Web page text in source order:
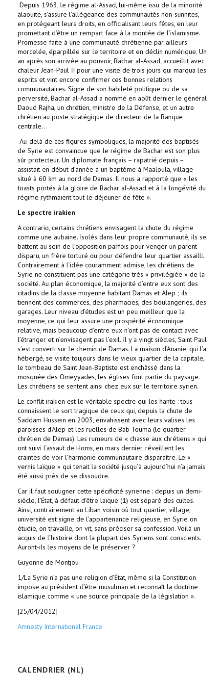
CONTACT
Depuis 1963, le régime al-Assad, lui-même issu de la minorité
alaouite, s’assure l’allégeance des communautés non-sunnites,
en protégeant leurs droits, en officialisant leurs fêtes, en leur
promettant d’être un rempart face à la montée de l’islamisme.
Promesse faite à une communauté chrétienne par ailleurs
morcelée, éparpillée sur le territoire et en déclin numérique. Un
an après son arrivée au pouvoir, Bachar al-Assad, accueillit avec
chaleur Jean-Paul II pour une visite de trois jours qui marqua les
esprits et vint encore confirmer ces bonnes relations
communautaires. Signe de son habileté politique ou de sa
perversité, Bachar al-Assad a nommé en août dernier le général
Daoud Rajha, un chrétien, ministre de la Défense, et un autre
chrétien au poste stratégique de directeur de la Banque
centrale…
Au-delà de ces figures symboliques, la majorité des baptisés
de Syrie est convaincue que le régime de Bachar est son plus
sûr protecteur. Un diplomate français – rapatrié depuis –
assistait en début d’année à un baptême à Maaloula, village
situé à 60 km au nord de Damas. Il nous a rapporté que « les
toasts portés à la gloire de Bachar al-Assad et à la longévité du
régime rythmaient tout le déjeuner de fête ».
Le spectre irakien
A contrario, certains chrétiens envisagent la chute du régime
comme une aubaine. Isolés dans leur propre communauté, ils se
battent au sein de l’opposition parfois pour venger un parent
disparu, un frère torturé ou pour défendre leur quartier assailli.
Contrairement à l’idée couramment admise, les chrétiens de
Syrie ne constituent pas une catégorie très « privilégiée » de la
société. Au plan économique, la majorité d’entre eux sont des
citadins de la classe moyenne habitant Damas et Alep ; ils
tiennent des commerces, des pharmacies, des boulangeries, des
garages. Leur niveau d’études est un peu meilleur que la
moyenne, ce qui leur assure une prospérité économique
relative, mais beaucoup d’entre eux n’ont pas de contact avec
l’étranger et n’envisagent pas l’exil. Il y a vingt siècles, Saint Paul
s’est converti sur le chemin de Damas. La maison d’Ananie, qui l’a
hébergé, se visite toujours dans le vieux quartier de la capitale,
le tombeau de Saint Jean-Baptiste est enchâssé dans la
mosquée des Omeyyades, les églises font partie du paysage.
Les chrétiens se sentent ainsi chez eux sur le territoire syrien.
Le conflit irakien est le véritable spectre qui les hante : tous
connaissent le sort tragique de ceux qui, depuis la chute de
Saddam Hussein en 2003, envahissent avec leurs valises les
paroisses d’Alep et les ruelles de Bab Touma (le quartier
chrétien de Damas). Les rumeurs de « chasse aux chrétiens » qui
ont suivi l’assaut de Homs, en mars dernier, réveillent les
craintes de voir l’harmonie communautaire disparaître. Le «
vernis laïque » qui tenait la société jusqu’à aujourd’hui n’a jamais
été aussi près de se dissoudre.
Car il faut souligner cette spécificité syrienne : depuis un demi-
siècle, l’État, à défaut d’être laïque (1) est séparé des cultes.
Ainsi, contrairement au Liban voisin où tout quartier, village,
université est signe de l’appartenance religieuse, en Syrie on
étudie, on travaille, on vit, sans préciser sa confession. Voilà un
acquis de l’histoire dont la plupart des Syriens sont conscients.
Auront-ils les moyens de le préserver ?
Guyonne de Montjou
1/La Syrie n’a pas une religion d’État, même si la Constitution
impose au président d’être musulman et reconnaît la doctrine
islamique comme « une source principale de la législation ».
[25/04/2012]
Amnesty International France
CALENDRIER (NL)